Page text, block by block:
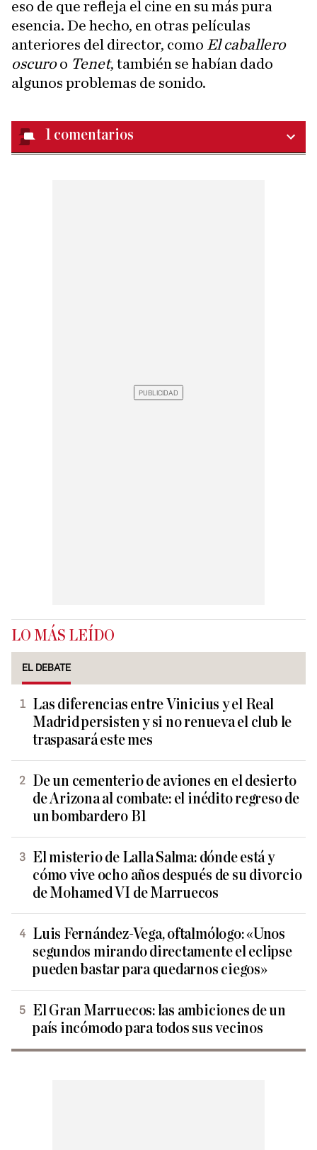
eso de que refleja el cine en su más pura
esencia. De hecho, en otras películas
anteriores del director, como El caballero
oscuroo Tenet, también se habían dado
algunos problemas de sonido.
1 comentarios
LO MÁS LEÍDO
EL DEBATE
Las diferencias entre Vinicius y el Real
Madrid persisten y si no renueva el club le
traspasará este mes
De un cementerio de aviones en el desierto
de Arizona al combate: el inédito regreso de
un bombardero B1
El misterio de Lalla Salma: dónde está y
cómo vive ocho años después de su divorcio
de Mohamed VI de Marruecos
Luis Fernández-Vega, oftalmólogo: «Unos
segundos mirando directamente el eclipse
pueden bastar para quedarnos ciegos»
El Gran Marruecos: las ambiciones de un
país incómodo para todos sus vecinos